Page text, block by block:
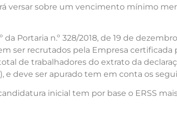
versar sobre um vencimento mínimo
da Portaria n.º 328/2018, de 19 de
ser recrutados pela Empresa certificada
de trabalhadores do extrato da
e deve ser apurado tem em conta os
inicial tem por base o ERSS